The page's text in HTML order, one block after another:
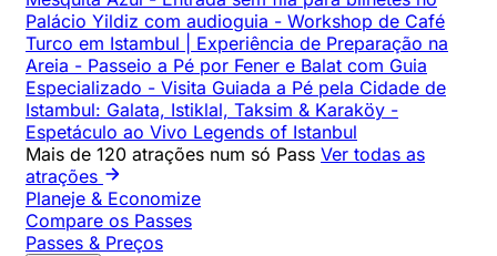
Palácio Yildiz com audioguia - Workshop de Café
Turco em Istambul | Experiência de Preparação na
Areia - Passeio a Pé por Fener e Balat com Guia
Especializado - Visita Guiada a Pé pela Cidade de
Istambul: Galata, Istiklal, Taksim & Karaköy -
Espetáculo ao Vivo Legends of Istanbul
Mais de 120 atrações num só Pass Ver todas as
atrações
Planeje & Economize
Compare os Passes
Passes & Preços